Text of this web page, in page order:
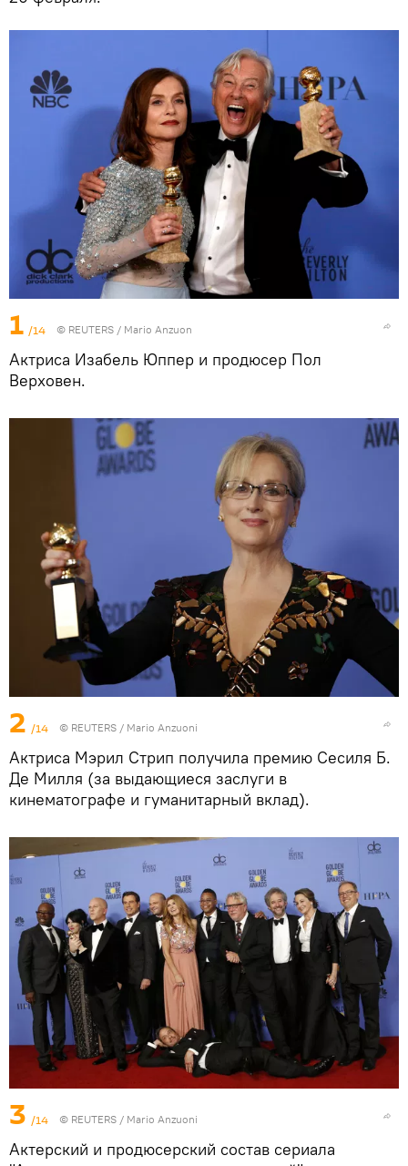
1 /14 © REUTERS / Mario Anzuon
Актриса Изабель Юппер и продюсер Пол
Верховен.
2 /14 © REUTERS / Mario Anzuoni
Актриса Мэрил Стрип получила премию Сесиля Б.
Де Милля (за выдающиеся заслуги в
кинематографе и гуманитарный вклад).
3 /14 © REUTERS / Mario Anzuoni
Актерский и продюсерский состав сериала